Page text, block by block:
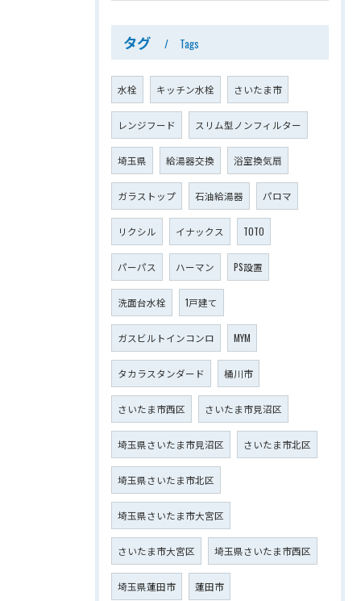
タグ Tags
水栓 キッチン水栓 さいたま市
レンジフード スリム型ノンフィルター
埼玉県 給湯器交換 浴室換気扇
ガラストップ 石油給湯器 パロマ
リクシル イナックス TOTO
パーパス ハーマン PS設置
洗面台水栓 1戸建て
ガスビルトインコンロ MYM
タカラスタンダード 桶川市
さいたま市西区 さいたま市見沼区
埼玉県さいたま市見沼区 さいたま市北区
埼玉県さいたま市北区
埼玉県さいたま市大宮区
さいたま市大宮区 埼玉県さいたま市西区
埼玉県蓮田市 蓮田市